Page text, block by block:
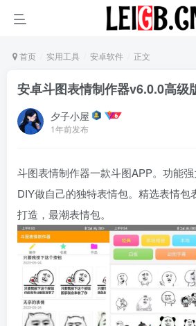
首页 实用工具 安卓软件 正文
安卓斗图表情制作器v6.0.0高级
夕子小屋
1年前发布
斗图表情制作器一款斗图APP。功能
DIY做自己的独特表情包。精选表情包
打造，最潮表情包。